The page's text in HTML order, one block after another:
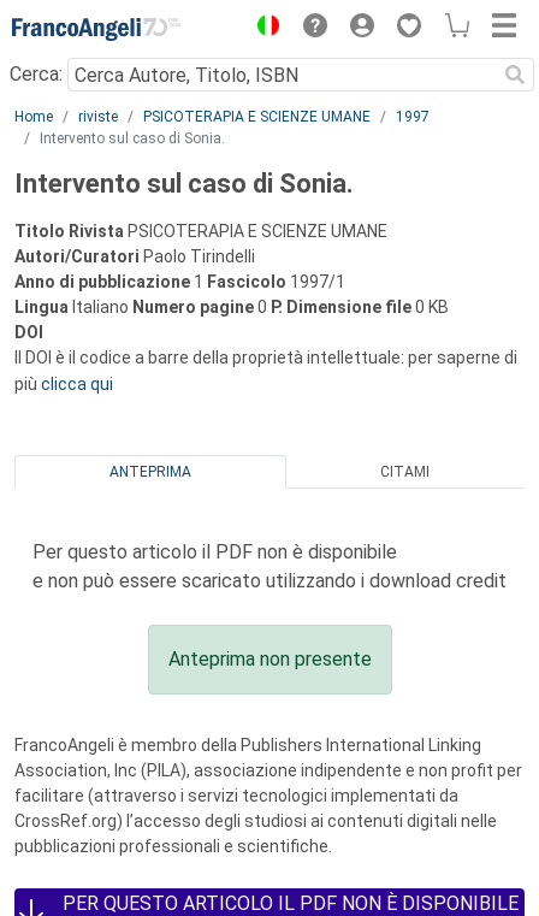
Menu
Cerca:
Main content
Home riviste PSICOTERAPIA E SCIENZE UMANE
1997
Intervento sul caso di Sonia.
Intervento sul caso di Sonia.
Titolo Rivista PSICOTERAPIA E SCIENZE UMANE
Autori/Curatori Paolo Tirindelli
Anno di pubblicazione 1 Fascicolo 1997/1
Lingua Italiano Numero pagine0 P. Dimensione file0 KB
DOI
Il DOI è il codice a barre della proprietà intellettuale: per saperne di
più clicca qui
ANTEPRIMA CITAMI
Per questo articolo il PDF non è disponibile
e non può essere scaricato utilizzando i download credit
Anteprima non presente
FrancoAngeli è membro della Publishers International Linking
Association, Inc (PILA), associazione indipendente e non profit per
facilitare (attraverso i servizi tecnologici implementati da
CrossRef.org) l’accesso degli studiosi ai contenuti digitali nelle
pubblicazioni professionali e scientifiche.
PER QUESTO ARTICOLO IL PDF NON È DISPONIBILE